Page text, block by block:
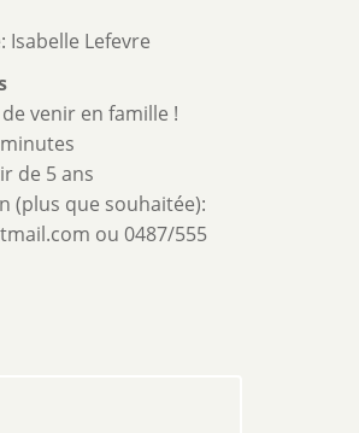
Isabelle Lefevre
venir en famille !
de 5 ans
(plus que souhaitée):
ou 0487/555